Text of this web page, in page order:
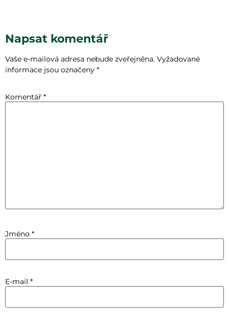
Napsat komentář
Vaše e-mailová adresa nebude zveřejněna. Vyžadované
informace jsou označeny *
Komentář *
Jméno *
E-mail *